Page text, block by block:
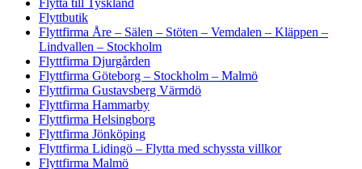
Flytta till Tyskland
Flyttbutik
Flyttfirma Åre – Sälen – Stöten – Vemdalen – Kläppen –
Lindvallen – Stockholm
Flyttfirma Djurgården
Flyttfirma Göteborg – Stockholm – Malmö
Flyttfirma Gustavsberg Värmdö
Flyttfirma Hammarby
Flyttfirma Helsingborg
Flyttfirma Jönköping
Flyttfirma Lidingö – Flytta med schyssta villkor
Flyttfirma Malmö